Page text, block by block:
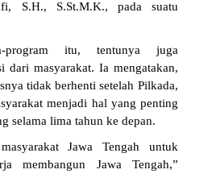
S.H., S.St.M.K., pada suatu
program itu, tentunya juga
dari masyarakat. Ia mengatakan,
tidak berhenti setelah Pilkada,
menjadi hal yang penting
selama lima tahun ke depan.
Jawa Tengah untuk
membangun Jawa Tengah,”